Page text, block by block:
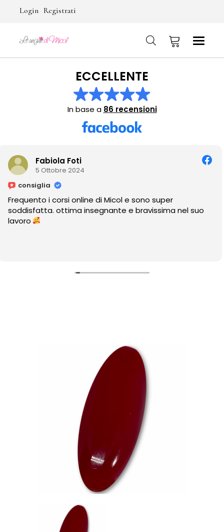
Login Registrati
No products in the cart.
ECCELLENTE
In base a 86 recensioni
e sono super
e bravissima nel suo
Tania Escudero
Amo como cuida y
ver sus trabajos!!!♡